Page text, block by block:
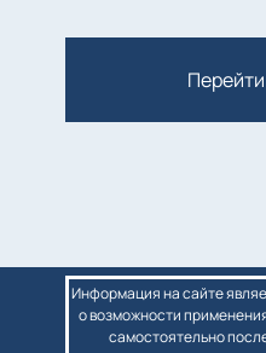
Информация на сайте
о возможности
самостоятельно